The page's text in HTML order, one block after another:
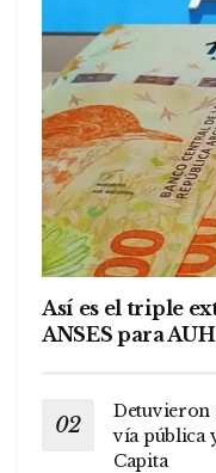
Así es el triple
ANSES para
Detuvieron
vía pública
Capita